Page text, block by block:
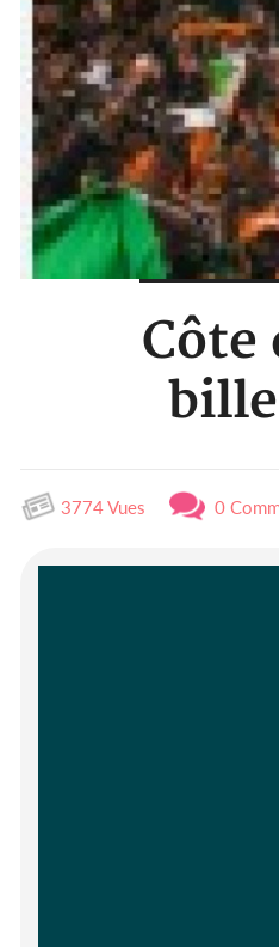
Côte
3774 Vues 0